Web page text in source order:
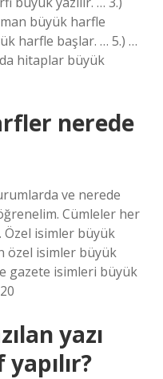
büyük harfle
harfle başlar. … 5.) …
hitaplar büyük
nerede
ve nerede
Cümleler her
isimler büyük
özel isimler büyük
gazete isimleri büyük
yazı